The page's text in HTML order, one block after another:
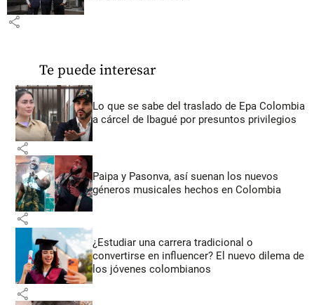
share
Te puede interesar
Lo que se sabe del traslado de Epa Colombia
a cárcel de Ibagué por presuntos privilegios
share
Paipa y Pasonva, así suenan los nuevos
géneros musicales hechos en Colombia
share
¿Estudiar una carrera tradicional o
convertirse en influencer? El nuevo dilema de
los jóvenes colombianos
share